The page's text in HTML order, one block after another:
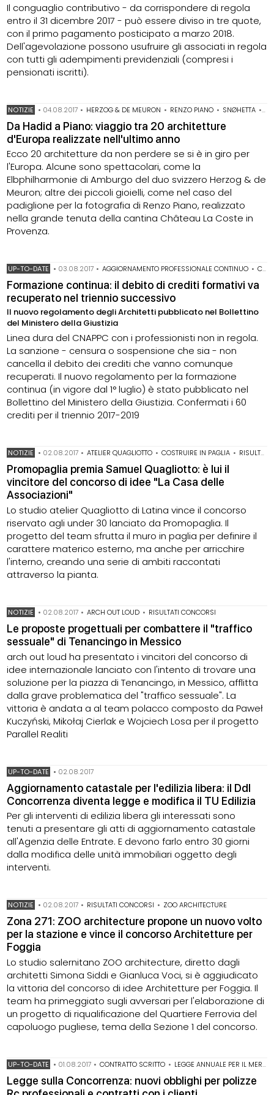
Il conguaglio contributivo - da corrispondere di regola
entro il 31 dicembre 2017 - può essere diviso in tre quote,
con il primo pagamento posticipato a marzo 2018.
Dell'agevolazione possono usufruire gli associati in regola
con tutti gli adempimenti previdenziali (compresi i
pensionati iscritti).
NOTIZIE • 04.08.2017 • HERZOG & DE MEURON • RENZO PIANO • SNØHETTA •
Da Hadid a Piano: viaggio tra 20 architetture
d'Europa realizzate nell'ultimo anno
Ecco 20 architetture da non perdere se si è in giro per
l'Europa. Alcune sono spettacolari, come la
Elbphilharmonie di Amburgo del duo svizzero Herzog & de
Meuron; altre dei piccoli gioielli, come nel caso del
padiglione per la fotografia di Renzo Piano, realizzato
nella grande tenuta della cantina Château La Coste in
Provenza.
UP-TO-DATE • 03.08.2017 • AGGIORNAMENTO PROFESSIONALE CONTINUO • CNAPPC
Formazione continua: il debito di crediti formativi va
recuperato nel triennio successivo
Il nuovo regolamento degli Architetti pubblicato nel Bollettino
del Ministero della Giustizia
Linea dura del CNAPPC con i professionisti non in regola.
La sanzione - censura o sospensione che sia - non
cancella il debito dei crediti che vanno comunque
recuperati. Il nuovo regolamento per la formazione
continua (in vigore dal 1° luglio) è stato pubblicato nel
Bollettino del Ministero della Giustizia. Confermati i 60
crediti per il triennio 2017-2019
NOTIZIE • 02.08.2017 • ATELIER QUAGLIOTTO • COSTRUIRE IN PAGLIA • RISULTATI CONCORSI
Promopaglia premia Samuel Quagliotto: è lui il
vincitore del concorso di idee "La Casa delle
Associazioni"
Lo studio atelier Quagliotto di Latina vince il concorso
riservato agli under 30 lanciato da Promopaglia. Il
progetto del team sfrutta il muro in paglia per definire il
carattere materico esterno, ma anche per arricchire
l'interno, creando una serie di ambiti raccontati
attraverso la pianta.
NOTIZIE • 02.08.2017 • ARCH OUT LOUD • RISULTATI CONCORSI
Le proposte progettuali per combattere il "traffico
sessuale" di Tenancingo in Messico
arch out loud ha presentato i vincitori del concorso di
idee internazionale lanciato con l'intento di trovare una
soluzione per la piazza di Tenancingo, in Messico, afflitta
dalla grave problematica del "traffico sessuale". La
vittoria è andata a al team polacco composto da Paweł
Kuczyński, Mikołaj Cierlak e Wojciech Losa per il progetto
Parallel Realiti
UP-TO-DATE • 02.08.2017
Aggiornamento catastale per l'edilizia libera: il Ddl
Concorrenza diventa legge e modifica il TU Edilizia
Per gli interventi di edilizia libera gli interessati sono
tenuti a presentare gli atti di aggiornamento catastale
all'Agenzia delle Entrate. E devono farlo entro 30 giorni
dalla modifica delle unità immobiliari oggetto degli
interventi.
NOTIZIE • 02.08.2017 • RISULTATI CONCORSI • ZOO ARCHITECTURE
Zona 271: ZOO architecture propone un nuovo volto
per la stazione e vince il concorso Architetture per
Foggia
Lo studio salernitano ZOO architecture, diretto dagli
architetti Simona Siddi e Gianluca Voci, si è aggiudicato
la vittoria del concorso di idee Architetture per Foggia. Il
team ha primeggiato sugli avversari per l'elaborazione di
un progetto di riqualificazione del Quartiere Ferrovia del
capoluogo pugliese, tema della Sezione 1 del concorso.
UP-TO-DATE • 01.08.2017 • CONTRATTO SCRITTO • LEGGE ANNUALE PER IL MERCATO E LA CONCORRENZA
Legge sulla Concorrenza: nuovi obblighi per polizze